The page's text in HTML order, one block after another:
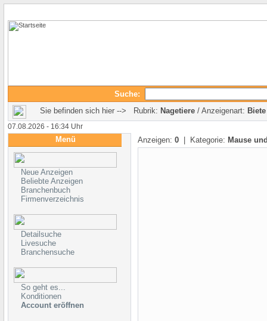
Suche:
Sie befinden sich hier --> Rubrik: Nagetiere / Anzeigenart: Biete
07.08.2026 - 16:34 Uhr
Menü
Neue Anzeigen
Beliebte Anzeigen
Branchenbuch
Firmenverzeichnis
Detailsuche
Livesuche
Branchensuche
So geht es...
Konditionen
Account eröffnen
Anzeigen: 0 | Kategorie: Mause